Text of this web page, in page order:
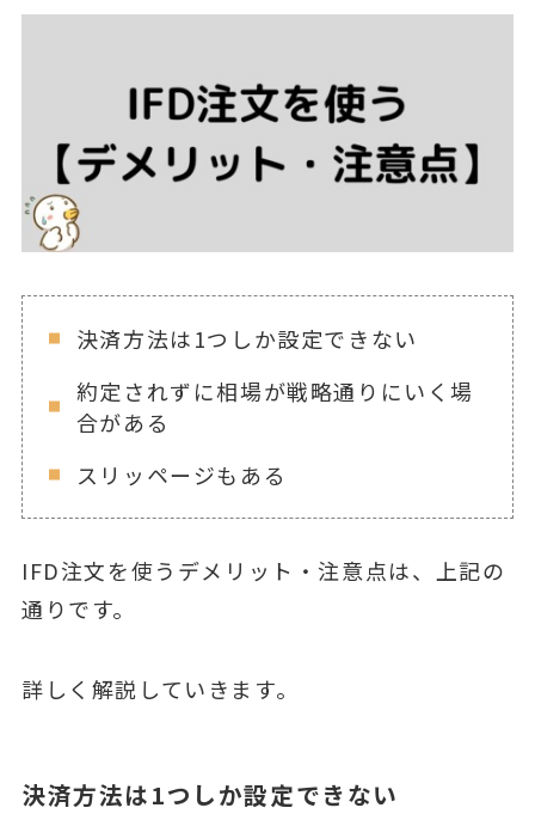
決済方法は1つしか設定できない
約定されずに相場が戦略通りにいく場
合がある
スリッページもある
IFD注文を使うデメリット・注意点は、上記の
通りです。
詳しく解説していきます。
決済方法は1つしか設定できない